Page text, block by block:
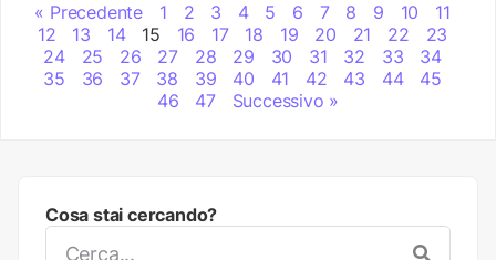
Cosa stai cercando?
« Precedente 1 2 3 4 5 6 7 8 9 10
11
12
13 14 15 16 17 18 19 20 21 22
23
24
25 26 27 28 29 30 31 32 33
34
35
36 37 38 39 40 41 42 43 44
45
46
47 Successivo »